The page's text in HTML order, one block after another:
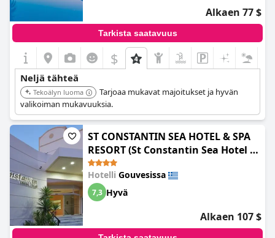
Alkaen 77 $
Tarkista saatavuus
$
Neljä tähteä
Tekoälyn luoma
Tarjoaa mukavat majoitukset ja hyvän
valikoiman mukavuuksia.
ST CONSTANTIN SEA HOTEL & SPA
RESORT (St Constantin Sea Hotel &
Spa Resort)
Hotelli Gouvesissa
7,3 Hyvä
Alkaen 107 $